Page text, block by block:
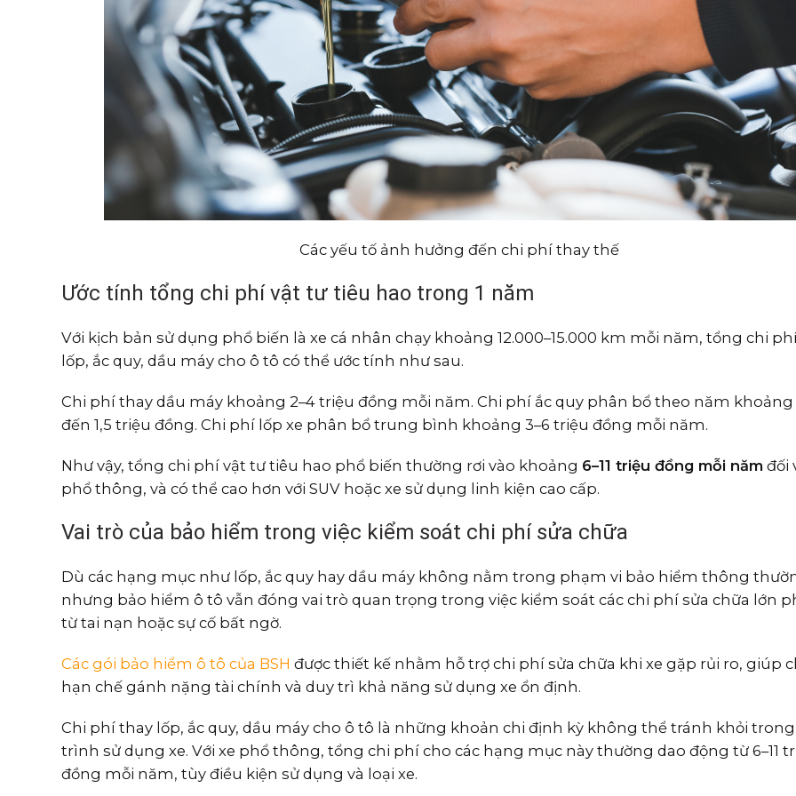
Các yếu tố ảnh hưởng đến chi phí thay thế
Ước tính tổng chi phí vật tư tiêu hao trong 1 năm
Với kịch bản sử dụng phổ biến là xe cá nhân chạy khoảng 12.000–15.000 km mỗi năm, tổng chi
lốp, ắc quy, dầu máy cho ô tô có thể ước tính như sau.
Chi phí thay dầu máy khoảng 2–4 triệu đồng mỗi năm. Chi phí ắc quy phân bổ theo năm khoảng
đến 1,5 triệu đồng. Chi phí lốp xe phân bổ trung bình khoảng 3–6 triệu đồng mỗi năm.
Như vậy, tổng chi phí vật tư tiêu hao phổ biến thường rơi vào khoảng 6–11 triệu đồng mỗi năm đối
phổ thông, và có thể cao hơn với SUV hoặc xe sử dụng linh kiện cao cấp.
Vai trò của bảo hiểm trong việc kiểm soát chi phí sửa chữa
Dù các hạng mục như lốp, ắc quy hay dầu máy không nằm trong phạm vi bảo hiểm thông
nhưng bảo hiểm ô tô vẫn đóng vai trò quan trọng trong việc kiểm soát các chi phí sửa chữa lớn
từ tai nạn hoặc sự cố bất ngờ.
Các gói bảo hiểm ô tô của BSH được thiết kế nhằm hỗ trợ chi phí sửa chữa khi xe gặp rủi ro, giúp
hạn chế gánh nặng tài chính và duy trì khả năng sử dụng xe ổn định.
Chi phí thay lốp, ắc quy, dầu máy cho ô tô là những khoản chi định kỳ không thể tránh khỏi
trình sử dụng xe. Với xe phổ thông, tổng chi phí cho các hạng mục này thường dao động từ 6–11
đồng mỗi năm, tùy điều kiện sử dụng và loại xe.